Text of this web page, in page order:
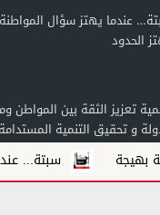
عندما يهتز سؤال
الحدود
تعزيز الثقة بين المواطن
و تحقيق التنمية
سبتة... عندما